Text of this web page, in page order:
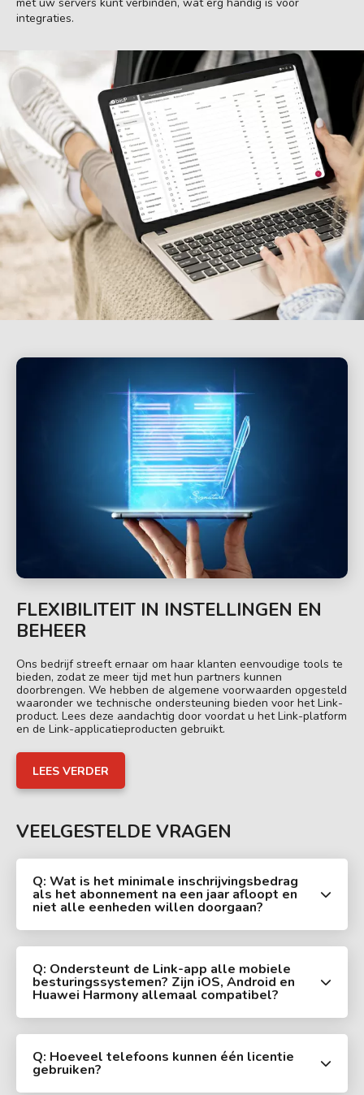
integraties.
FLEXIBILITEIT IN INSTELLINGEN EN
BEHEER
Ons bedrijf streeft ernaar om haar klanten eenvoudige tools te
bieden, zodat ze meer tijd met hun partners kunnen
doorbrengen. We hebben de algemene voorwaarden opgesteld
waaronder we technische ondersteuning bieden voor het Link-
product. Lees deze aandachtig door voordat u het Link-platform
en de Link-applicatieproducten gebruikt.
LEES VERDER
VEELGESTELDE VRAGEN
Q: Wat is het minimale inschrijvingsbedrag
als het abonnement na een jaar afloopt en
niet alle eenheden willen doorgaan?
Q: Ondersteunt de Link-app alle mobiele
besturingssystemen? Zijn iOS, Android en
Huawei Harmony allemaal compatibel?
Q: Hoeveel telefoons kunnen één licentie
gebruiken?